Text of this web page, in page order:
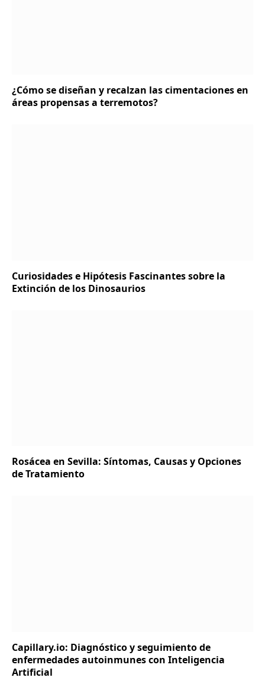
¿Cómo se diseñan y recalzan las cimentaciones en
áreas propensas a terremotos?
Curiosidades e Hipótesis Fascinantes sobre la
Extinción de los Dinosaurios
Rosácea en Sevilla: Síntomas, Causas y Opciones
de Tratamiento
Capillary.io: Diagnóstico y seguimiento de
enfermedades autoinmunes con Inteligencia
Artificial